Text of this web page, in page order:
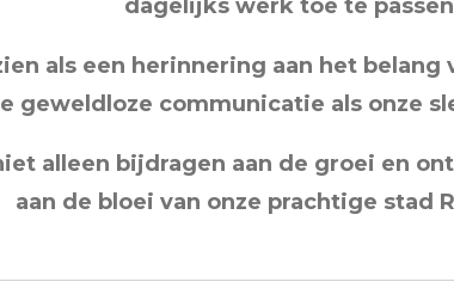
dagelijks werk toe te
als een herinnering aan het
geweldloze communicatie als onze
alleen bijdragen aan de groei en
aan de bloei van onze prachtige stad